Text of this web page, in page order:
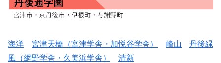
海洋 宮津天橋（宮津学舎・加悦谷学舎） 峰山
丹後緑
風（網野学舎・久美浜学舎）
清新